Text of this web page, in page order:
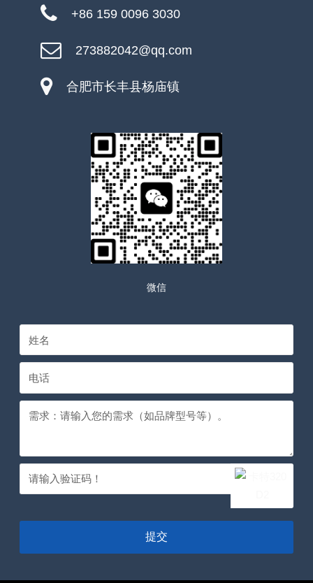
+86 159 0096 3030
273882042@qq.com
合肥市长丰县杨庙镇
微信
提交